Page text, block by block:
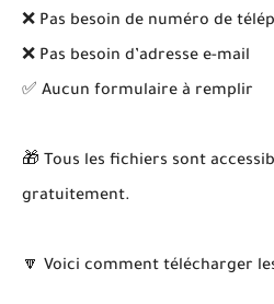
❌ Pas besoin de numéro de
❌ Pas besoin d’adresse e-mail
✅ Aucun formulaire à remplir
🎁 Tous les fichiers sont
gratuitement.
🔽 Voici comment télécharger